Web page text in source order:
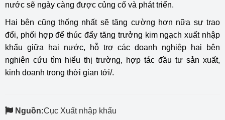
nước sẽ ngày càng được củng cố và phát triển.
Hai bên cũng thống nhất sẽ tăng cường hơn nữa sự trao
đổi, phối hợp để thúc đẩy tăng trưởng kim ngạch xuất nhập
khẩu giữa hai nước, hỗ trợ các doanh nghiệp hai bên
nghiên cứu tìm hiểu thị trường, hợp tác đầu tư sản xuất,
kinh doanh trong thời gian tới/.
Nguồn:Cục Xuất nhập khẩu